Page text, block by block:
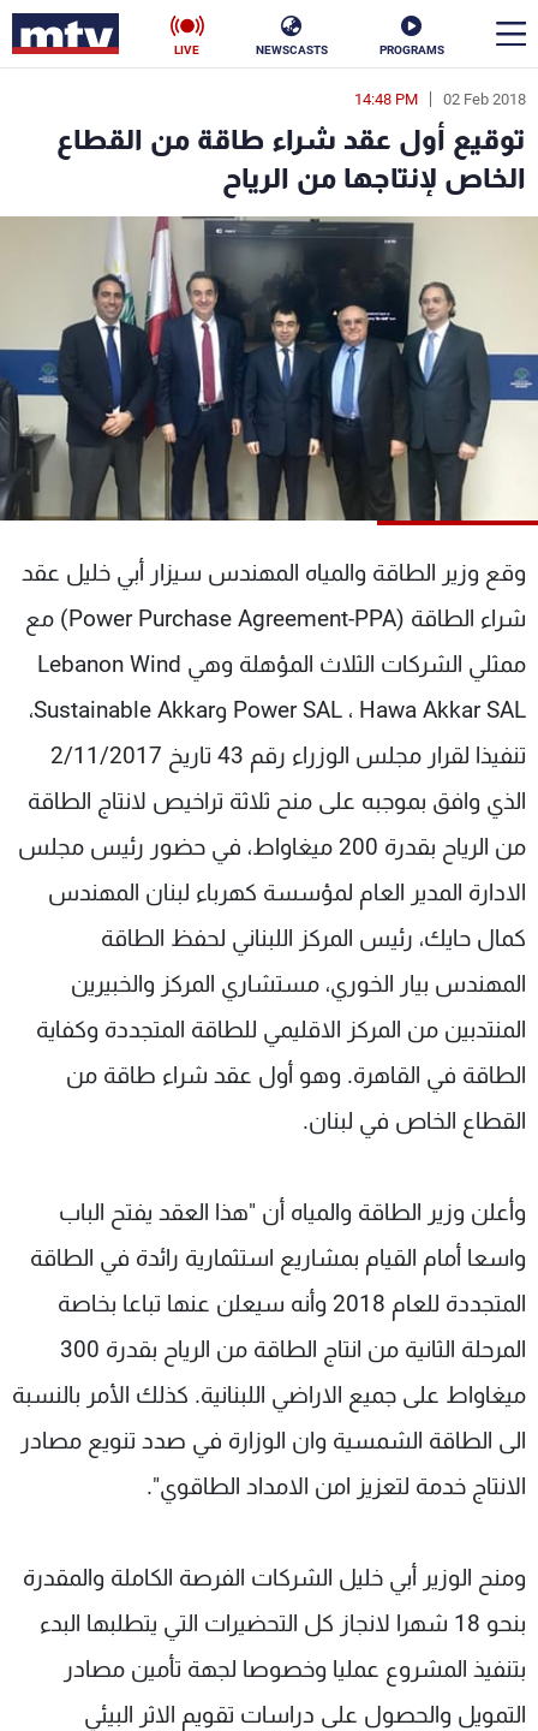
PROGRAMS
NEWSCASTS
LIVE
02 Feb 2018
14:48 PM
توقيع أول عقد شراء طاقة من القطاع
الخاص لإنتاجها من الرياح
وقع وزير الطاقة والمياه المهندس سيزار أبي خليل عقد
شراء الطاقة (Power Purchase Agreement-PPA) مع
ممثلي الشركات الثلاث المؤهلة وهي Lebanon Wind
Power SAL ، Hawa Akkar SAL وSustainable Akkar،
تنفيذا لقرار مجلس الوزراء رقم 43 تاريخ 2/11/2017
الذي وافق بموجبه على منح ثلاثة تراخيص لانتاج الطاقة
من الرياح بقدرة 200 ميغاواط، في حضور رئيس مجلس
الادارة المدير العام لمؤسسة كهرباء لبنان المهندس
كمال حايك، رئيس المركز اللبناني لحفظ الطاقة
المهندس بيار الخوري، مستشاري المركز والخبيرين
المنتدبين من المركز الاقليمي للطاقة المتجددة وكفاية
الطاقة في القاهرة. وهو أول عقد شراء طاقة من
القطاع الخاص في لبنان.
وأعلن وزير الطاقة والمياه أن "هذا العقد يفتح الباب
واسعا أمام القيام بمشاريع استثمارية رائدة في الطاقة
المتجددة للعام 2018 وأنه سيعلن عنها تباعا بخاصة
المرحلة الثانية من انتاج الطاقة من الرياح بقدرة 300
ميغاواط على جميع الاراضي اللبنانية. كذلك الأمر بالنسبة
الى الطاقة الشمسية وان الوزارة في صدد تنويع مصادر
الانتاج خدمة لتعزيز امن الامداد الطاقوي".
ومنح الوزير أبي خليل الشركات الفرصة الكاملة والمقدرة
بنحو 18 شهرا لانجاز كل التحضيرات التي يتطلبها البدء
بتنفيذ المشروع عمليا وخصوصا لجهة تأمين مصادر
التمويل والحصول على دراسات تقويم الاثر البيئي
en
الأخبار
سياسة ناس
منوعات رياضة
كأس العالم
البرامج
جدول البرامج
شاهد البرامج
الترددات
عن MTV
الإنـتـاج
وظائف
تواصل معنا
شروط الإسـتخدام
سياسة الخصوصية